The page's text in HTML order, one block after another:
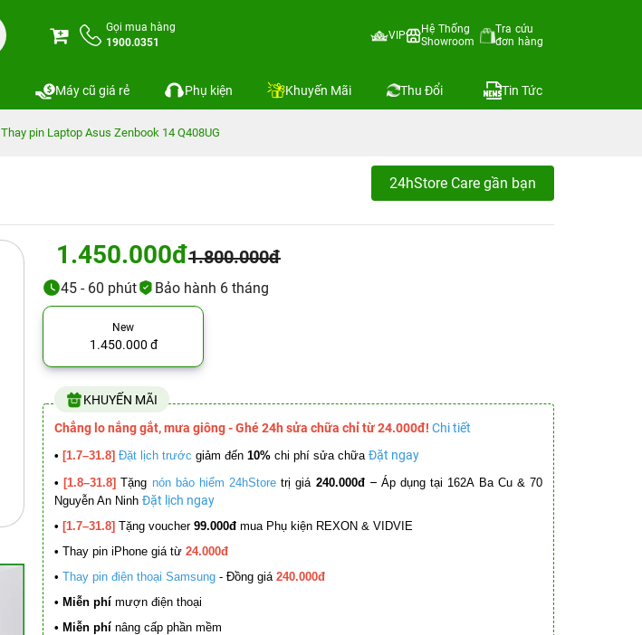
Gọi mua hàng
1900.0351
VIP
Hệ Thống
Showroom
Tra cứu
đơn hàng
Máy cũ giá rẻ Phụ kiện Khuyến Mãi Thu Đổi Tin Tức
Thay pin Laptop Asus Zenbook 14 Q408UG
24hStore Care gần bạn
1.450.000đ1.800.000đ
45 - 60 phút Bảo hành 6 tháng
New
1.450.000 đ
KHUYẾN MÃI
Chẳng lo nắng gắt, mưa giông - Ghé 24h sửa chữa chỉ từ 24.000đ! Chi tiết
• [1.7–31.8] Đặt lịch trước giảm đến 10% chi phí sửa chữa Đặt ngay
• [1.8–31.8] Tặng nón bảo hiểm 24hStore trị giá 240.000đ – Áp dụng tại 162A Ba Cu & 70
Nguyễn An Ninh Đặt lịch ngay
• [1.7–31.8] Tặng voucher 99.000đ mua Phụ kiện REXON & VIDVIE
• Thay pin iPhone giá từ 24.000đ
• Thay pin điện thoại Samsung - Đồng giá 240.000đ
• Miễn phí mượn điện thoại
• Miễn phí nâng cấp phần mềm